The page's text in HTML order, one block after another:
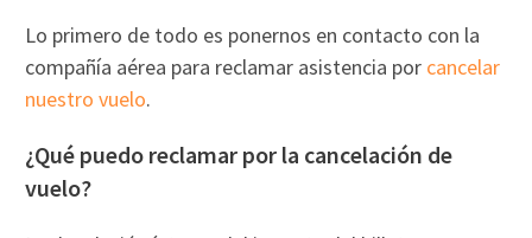
Lo primero de todo es ponernos en contacto con la
compañía aérea para reclamar asistencia por cancelar
nuestro vuelo.
¿Qué puedo reclamar por la cancelación de
vuelo?